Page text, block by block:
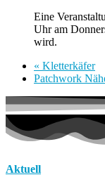
Eine
Uhr am
wird.
« Kletterkäfer
Patchwork
Aktuell